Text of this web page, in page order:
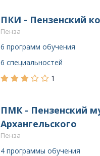
ПКИ - Пензенский
Пенза
6 программ обучения
6 специальностей
1
ПМК - Пензенский
Архангельского
Пенза
4 программы обучения